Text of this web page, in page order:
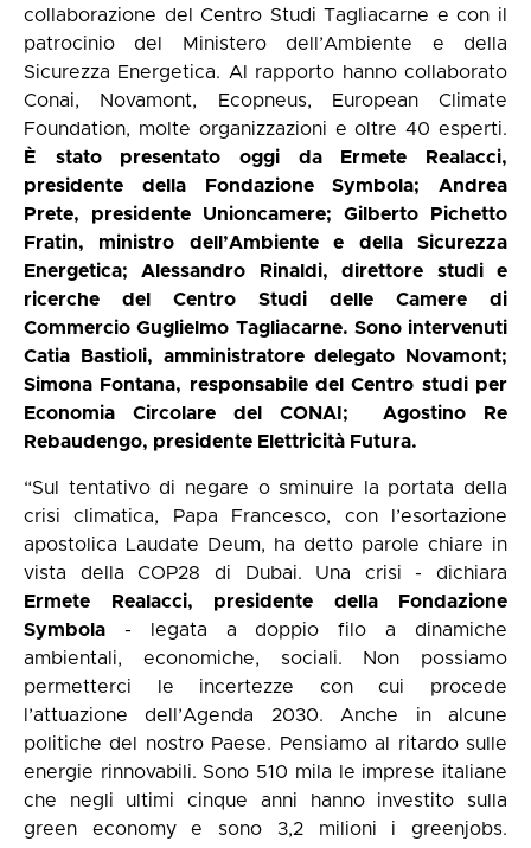
collaborazione del Centro Studi Tagliacarne e con il
patrocinio del Ministero dell’Ambiente e della
Sicurezza Energetica. Al rapporto hanno collaborato
Conai, Novamont, Ecopneus, European Climate
Foundation, molte organizzazioni e oltre 40 esperti.
È
stato presentato oggi da Ermete Realacci,
presidente della Fondazione Symbola; Andrea
Prete, presidente Unioncamere; Gilberto Pichetto
Fratin, ministro dell’Ambiente e della Sicurezza
Energetica; Alessandro Rinaldi, direttore studi e
ricerche del Centro Studi delle Camere di
Commercio Guglielmo Tagliacarne. Sono intervenuti
Catia Bastioli, amministratore delegato Novamont;
Simona Fontana, responsabile del Centro studi per
Economia Circolare del CONAI; Agostino Re
Rebaudengo, presidente Elettricità Futura.
“Sul tentativo di negare o sminuire la portata della
crisi climatica, Papa Francesco, con l’esortazione
apostolica Laudate Deum, ha detto parole chiare in
vista della COP28 di Dubai. Una crisi - dichiara
Ermete Realacci, presidente della Fondazione
Symbola - legata a doppio filo a dinamiche
ambientali, economiche, sociali. Non possiamo
permetterci le incertezze con cui procede
l’attuazione dell’Agenda 2030. Anche in alcune
politiche del nostro Paese. Pensiamo al ritardo sulle
energie rinnovabili. Sono 510 mila le imprese italiane
che negli ultimi cinque anni hanno investito sulla
green economy e sono 3,2 milioni i greenjobs.